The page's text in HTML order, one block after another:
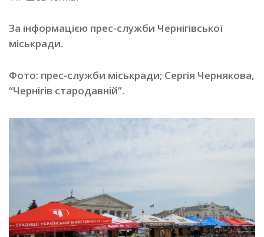
За інформацією прес-служби Чернігівської
міськради.
Фото: прес-служби міськради; Сергія Чернякова,
“Чернігів стародавній”.